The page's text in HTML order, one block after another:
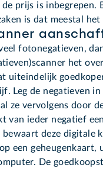
prijs is inbegrepen.
is dat meestal het
fotonegatieven,
het
uiteindelijk
Leg de negatieven in
ze vervolgens door
van ieder negatief
bewaart deze digitale
een geheugenkaart,
De